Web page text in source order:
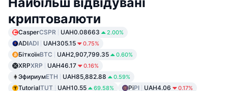
криптовалюти
CasperCSPR UAH0.08663 2.00%
ADIADI UAH305.15 0.75%
БіткоїнBTC UAH2,907,799.35 0.60%
XRPXRP UAH46.17 0.16%
ЭфириумETH UAH85,882.88 0.59%
TutorialTUT UAH10.55 69.58% PiPI UAH4.06 0.17%